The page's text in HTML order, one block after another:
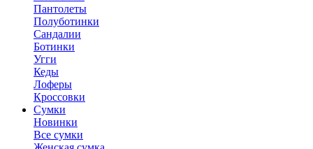
Пантолеты
Полуботинки
Сандалии
Ботинки
Угги
Кеды
Лоферы
Кроссовки
Сумки
Новинки
Все сумки